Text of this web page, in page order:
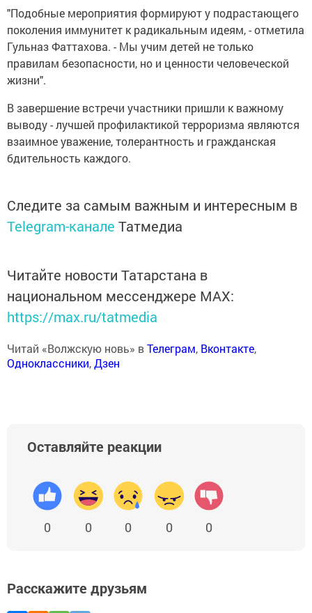
"Подобные мероприятия формируют у подрастающего
поколения иммунитет к радикальным идеям, - отметила
Гульназ Фаттахова. - Мы учим детей не только
правилам безопасности, но и ценности человеческой
жизни".
В завершение встречи участники пришли к важному
выводу - лучшей профилактикой терроризма являются
взаимное уважение, толерантность и гражданская
бдительность каждого.
Следите за самым важным и интересным в
Telegram-канале Татмедиа
Читайте новости Татарстана в
национальном мессенджере MАХ:
https://max.ru/tatmedia
Читай «Волжскую новь» вТелеграм, Вконтакте,
Одноклассники,Дзен
Оставляйте реакции
0 0 0 0 0
Расскажите друзьям